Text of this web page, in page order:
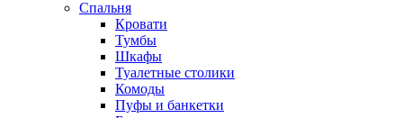
Спальня
Кровати
Тумбы
Шкафы
Туалетные столики
Комоды
Пуфы и банкетки